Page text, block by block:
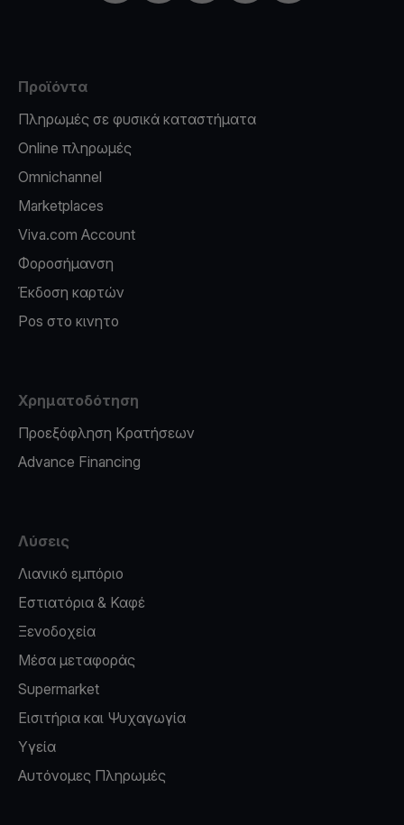
Προϊόντα
Πληρωμές σε φυσικά καταστήματα
Online πληρωμές
Omnichannel
Marketplaces
Viva.com Account
Φοροσήμανση
Έκδοση καρτών
Pos στο κινητο
Χρηματοδότηση
Προεξόφληση Κρατήσεων
Advance Financing
Λύσεις
Λιανικό εμπόριο
Εστιατόρια & Καφέ
Ξενοδοχεία
Μέσα μεταφοράς
Supermarket
Εισιτήρια και Ψυχαγωγία
Υγεία
Αυτόνομες Πληρωμές